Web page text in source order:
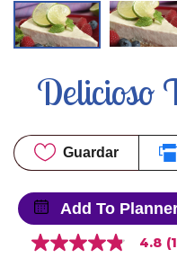
Delicioso
Guardar
Add To
4.8
4.8